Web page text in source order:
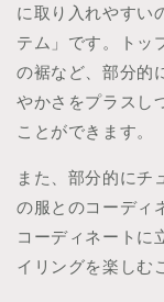
に取り入れやすい
テム」です。トッ
の裾など、部分的
やかさをプラスし
ことができます。
また、部分的にチ
の服とのコーディ
コーディネートに
イリングを楽しむ